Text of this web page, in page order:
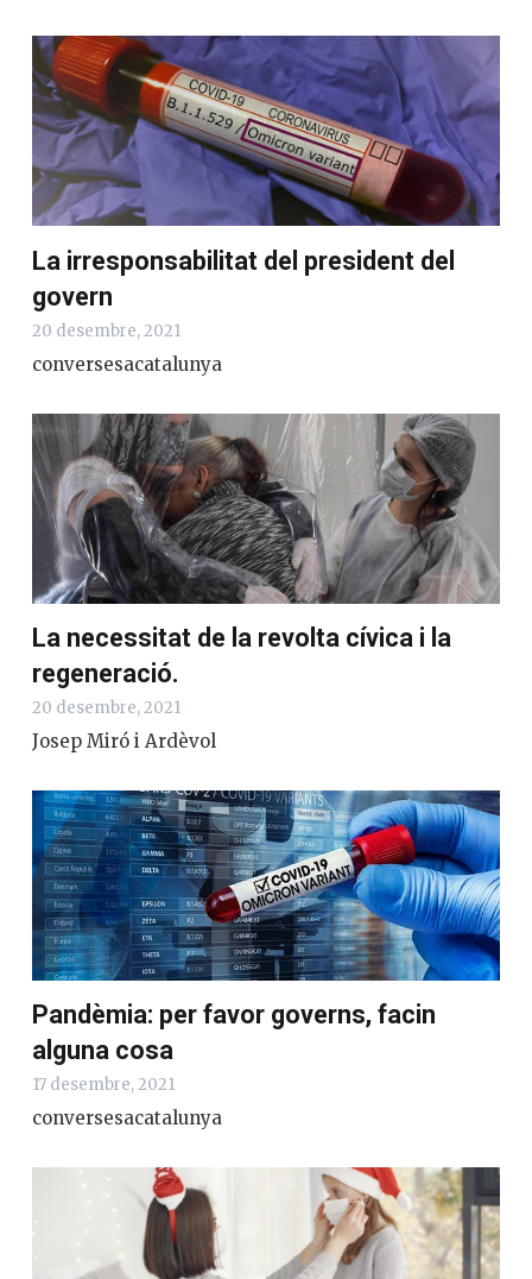
La irresponsabilitat del president del
govern
20 desembre, 2021
conversesacatalunya
La necessitat de la revolta cívica i la
regeneració.
20 desembre, 2021
Josep Miró i Ardèvol
Pandèmia: per favor governs, facin
alguna cosa
17 desembre, 2021
conversesacatalunya